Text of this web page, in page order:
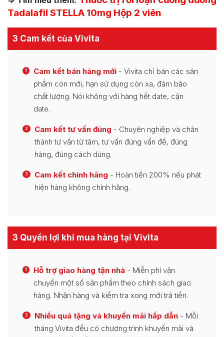
Tadalafil STELLA 10mg Hộp 2 viên
3 Cam kết của Vivita
1 Cam kết bán hàng mới - Vivita chỉ bán các sản
phẩm còn mới, hạn sử dụng còn xa, đảm bảo
chất lượng. Nói không với hàng hết date, cận
date.
2 Cam kết tư vấn đúng - Chuyên nghiệp và chân
thành tư vấn từ tâm, tư vấn đúng vấn đề, đúng
hàng, đúng cách dùng.
3 Cam kết chính hãng - Hoàn tiền 200% nếu phát
hiện hàng không chính hãng.
3 Quyền lợi khi mua hàng tại Vivita
1 Hỗ trợ giao hàng tận nhà - Miễn phí vận
chuyển một số sản phẩm theo chính sách giao
hàng. Nhận hàng và kiểm tra xong mới trả tiền.
2 Nhiều quà tặng và khuyến mãi hấp dẫn - Mỗi
tháng Vivita đều có chương trình khuyến mãi và